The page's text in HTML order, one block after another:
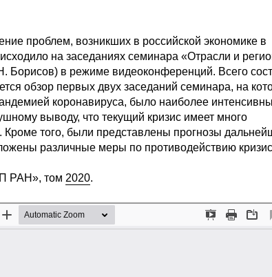
проблем, возникших в российской экономике в
на заседаниях семинара «Отрасли и
Борисов) в режиме видеоконференций. Всего
обзор первых двух заседаний семинара, на
коронавируса, было наиболее
выводу, что текущий кризис имеет много
того, были представлены прогнозы
различные меры по противодействию
РАН», том 2020.